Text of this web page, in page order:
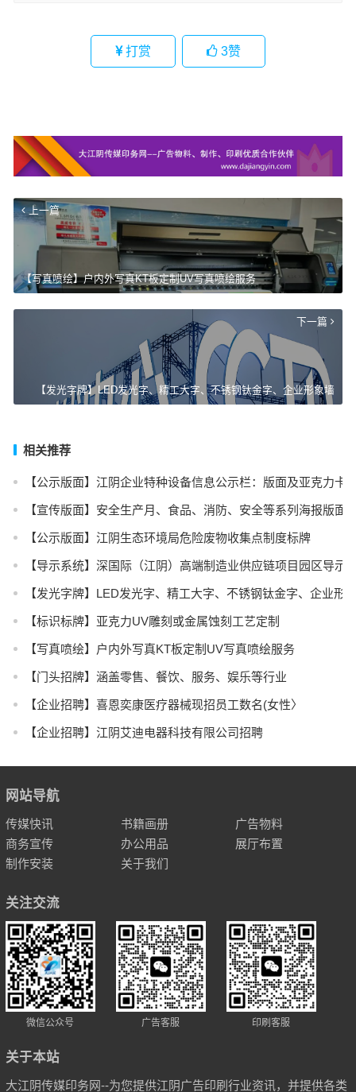
打赏 3赞
上一篇
【写真喷绘】户内外写真KT板定制UV写真喷绘服务
下一篇
【发光字牌】LED发光字、精工大字、不锈钢钛金字、企业形象墙
相关推荐
【公示版面】江阴企业特种设备信息公示栏：版面及亚克力卡
【宣传版面】安全生产月、食品、消防、安全等系列海报版面
【公示版面】江阴生态环境局危险废物收集点制度标牌
【导示系统】深国际（江阴）高端制造业供应链项目园区导示
【发光字牌】LED发光字、精工大字、不锈钢钛金字、企业形
【标识标牌】亚克力UV雕刻或金属蚀刻工艺定制
【写真喷绘】户内外写真KT板定制UV写真喷绘服务
【门头招牌】涵盖零售、餐饮、服务、娱乐等行业
【企业招聘】喜恩奕康医疗器械现招员工数名(女性〉
【企业招聘】江阴艾迪电器科技有限公司招聘
网站导航
传媒快讯 书籍画册
广告物料
商务宣传
办公用品
展厅布置
制作安装
关于我们
关注交流
微信公众号 广告客服 印刷客服
关于本站
大江阴传媒印务网--为您提供江阴广告印刷行业资讯，并提供各类